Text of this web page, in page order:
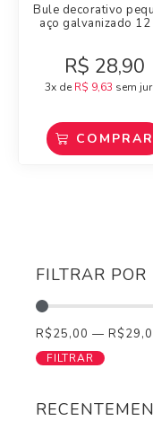
FILTRAR POR
R$25,00 — R$
FILTRAR
Bule decorativo
aço galvanizado 12
R$ 28,90
3x de R$ 9,63 sem
COMPRAR